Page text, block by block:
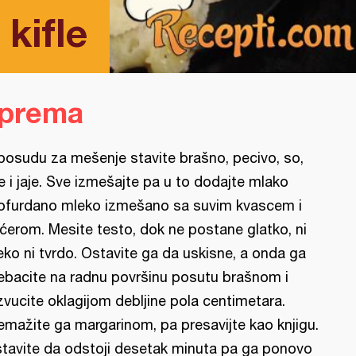
kifle
za mešenje stavite brašno, pecivo, so,
i jaje. Sve izmešajte pa u to dodajte mlako
mleko izmešano sa suvim kvascem i
Mesite testo, dok ne postane glatko, ni
ni tvrdo. Ostavite ga da uskisne, a onda ga
na radnu površinu posutu brašnom i
oklagijom debljine pola centimetara.
ga margarinom, pa presavijte kao knjigu.
da odstoji desetak minuta pa ga ponovo